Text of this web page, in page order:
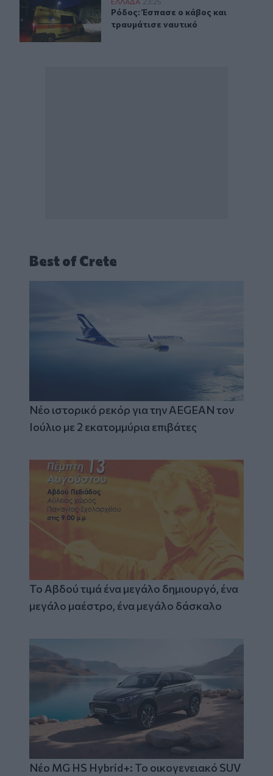
Ρόδος: Έσπασε ο κάβος και τραυμάτισε ναυτικό
Ρόδος: Έσπασε ο κάβος και
Ρόδος: Έσπασε ο κάβος και
τραυμάτισε ναυτικό
Best of Crete
Νέο ιστορικό ρεκόρ για την AEGEAN τον
Ιούλιο με 2 εκατομμύρια επιβάτες
Το Αβδού τιμά ένα μεγάλο δημιουργό, ένα
μεγάλο μαέστρο, ένα μεγάλο δάσκαλο
Νέο MG HS Hybrid+: Το οικογενειακό SUV